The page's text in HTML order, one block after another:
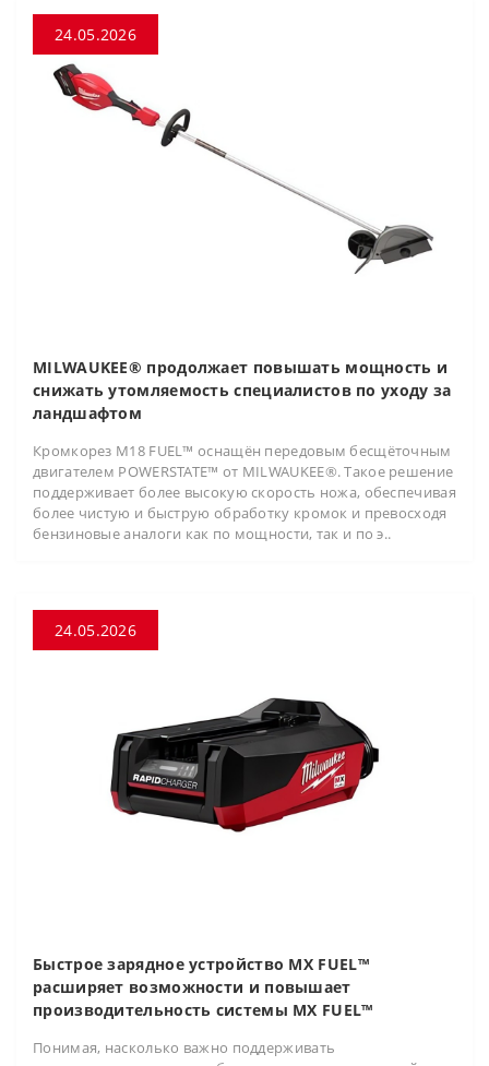
24.05.2026
MILWAUKEE® продолжает повышать мощность и
снижать утомляемость специалистов по уходу за
ландшафтом
Кромкорез M18 FUEL™ оснащён передовым бесщёточным
двигателем POWERSTATE™ от MILWAUKEE®. Такое решение
поддерживает более высокую скорость ножа, обеспечивая
более чистую и быструю обработку кромок и превосходя
бензиновые аналоги как по мощности, так и по э..
24.05.2026
Быстрое зарядное устройство MX FUEL™
расширяет возможности и повышает
производительность системы MX FUEL™
Понимая, насколько важно поддерживать